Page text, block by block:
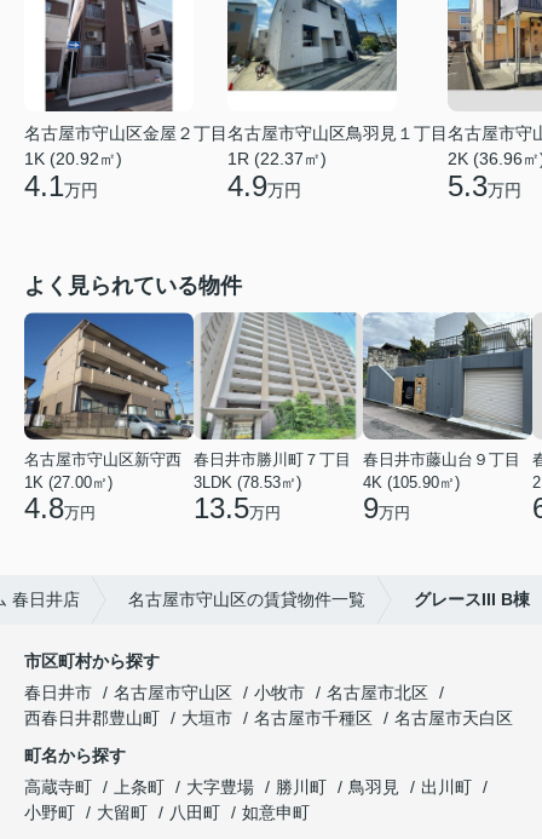
名古屋市守山区金屋２丁目
1K (20.92㎡)
4.1万円
名古屋市守山区鳥羽見１丁目
1R (22.37㎡)
4.9万円
名古屋市守
2K (36.96
5.3万円
よく見られている物件
名古屋市守山区新守西
1K (27.00㎡)
4.8万円
春日井市勝川町７丁目
3LDK (78.53㎡)
13.5万円
春日井市藤山台９丁目
4K (105.90㎡)
9万円
春日井店 名古屋市守山区の賃貸物件一覧 グレースIII B棟
市区町村から探す
春日井市
名古屋市守山区 小牧市
名古屋市北区
西春日井郡豊山町
大垣市 名古屋市千種区
名古屋市天白区
町名から探す
高蔵寺町
上条町 大字豊場 勝川町 鳥羽見
出川町
小野町
大留町 八田町
如意申町